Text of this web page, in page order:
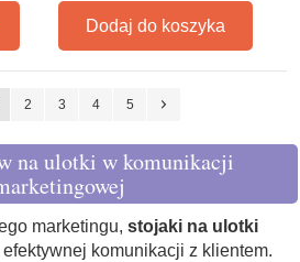
Dodaj do koszyka
2 3 4 5
na ulotki w komunikacji
marketingu, stojaki na ulotki
komunikacji z klientem.